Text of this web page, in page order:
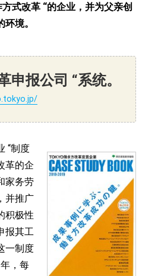
式改革 “的企业，并为父亲创
境。
申报公司 “系统。
“制度
革的企
家务劳
并推广
积极性
报其工
一制度
，每